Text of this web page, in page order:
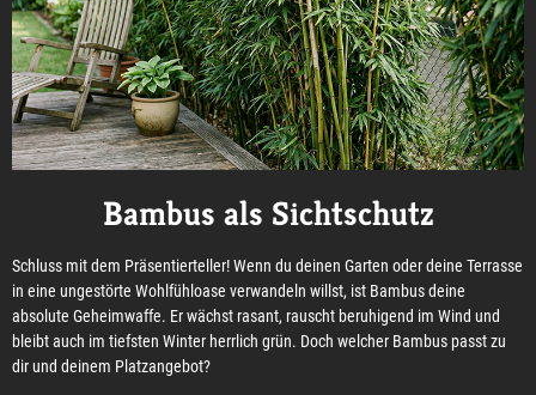
Bambus als Sichtschutz
Schluss mit dem Präsentierteller! Wenn du deinen Garten oder deine Terrasse
in eine ungestörte Wohlfühloase verwandeln willst, ist Bambus deine
absolute Geheimwaffe. Er wächst rasant, rauscht beruhigend im Wind und
bleibt auch im tiefsten Winter herrlich grün. Doch welcher Bambus passt zu
dir und deinem Platzangebot?